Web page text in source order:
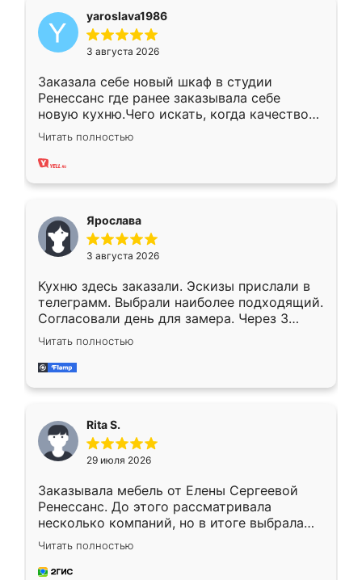
yaroslava1986
3 августа 2026
Заказала себе новый шкаф в студии
Ренессанс где ранее заказывала себе
новую кухню.Чего искать, когда качеством
вполне довольна. Служит кухня уже почти
два года, нареканий нет.
Читать полностью
Ярослава
3 августа 2026
Кухню здесь заказали. Эскизы прислали в
телеграмм. Выбрали наиболее подходящий.
Согласовали день для замера. Через 3
недели кухня была уже готова. Остались
довольны работой. Спасибо Ренессанс
мебель за качественную работу!
Читать полностью
Rita S.
29 июля 2026
Заказывала мебель от Елены Сергеевой
Ренессанс. До этого рассматривала
несколько компаний, но в итоге выбрала
эту. Сначала обговорили условия, потом
приехал замерщик, всё спокойно объяснил
и снял размеры. Изготовили в срок, с
Читать полностью